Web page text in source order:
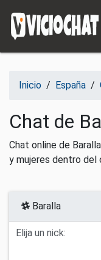
Inicio / España /
Chat de
Chat online de
y mujeres dentro del
Baralla
Elija un nick: